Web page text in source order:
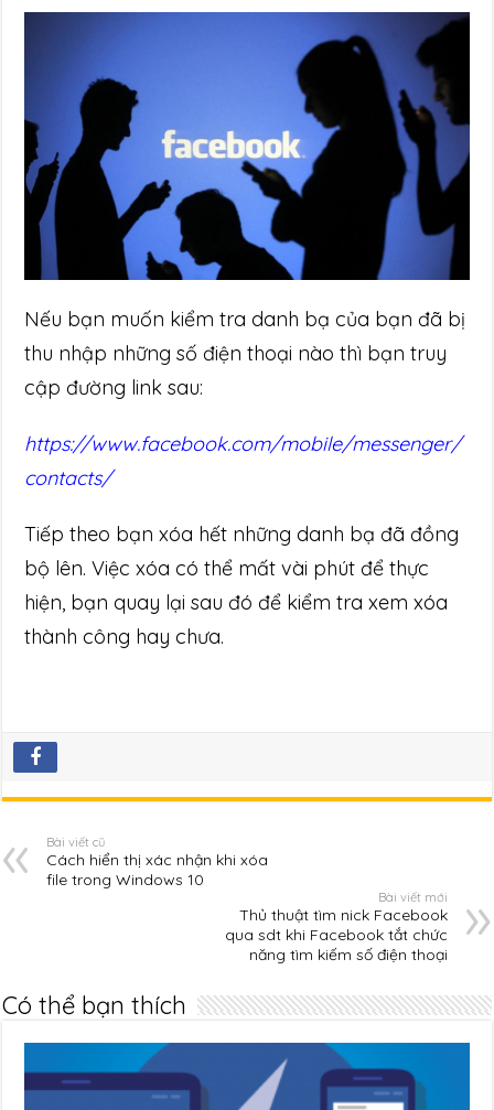
Nếu bạn muốn kiểm tra danh bạ của bạn đã bị
thu nhập những số điện thoại nào thì bạn truy
cập đường link sau:
https://www.facebook.com/mobile/messenger/
contacts/
Tiếp theo bạn xóa hết những danh bạ đã đồng
bộ lên. Việc xóa có thể mất vài phút để thực
hiện, bạn quay lại sau đó để kiểm tra xem xóa
thành công hay chưa.
Bài viết cũ
Cách hiển thị xác nhận khi xóa
file trong Windows 10
Bài viết mới
Thủ thuật tìm nick Facebook
qua sdt khi Facebook tắt chức
năng tìm kiếm số điện thoại
Có thể bạn thích